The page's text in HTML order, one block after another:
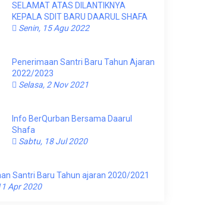
SELAMAT ATAS DILANTIKNYA
KEPALA SDIT BARU DAARUL SHAFA
Senin, 15 Agu 2022
Penerimaan Santri Baru Tahun Ajaran
2022/2023
Selasa, 2 Nov 2021
Info BerQurban Bersama Daarul
Shafa
Sabtu, 18 Jul 2020
Santri Baru Tahun ajaran 2020/2021
Apr 2020